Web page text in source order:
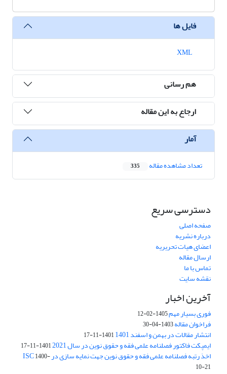
فایل ها
هم رسانی
ارجاع به این مقاله
آمار
تعداد مشاهده مقاله 335
دسترسی سریع
صفحه اصلی
درباره نشریه
اعضای هیات تحریریه
ارسال مقاله
تماس با ما
نقشه سایت
آخرین اخبار
فوری بسیار مهم1405-02-12
فراخوان مقاله1403-04-30
انتشار مقالات در بهمن و اسفند 1401 1401-11-17
ایمپکت فاکتور فصلنامه علمی فقه و حقوق نوین در سال 2021 1401-11-17
اخذ رتبه فصلنامه علمی فقه و حقوق نوین جهت نمایه سازی در ISC1400-
10-21